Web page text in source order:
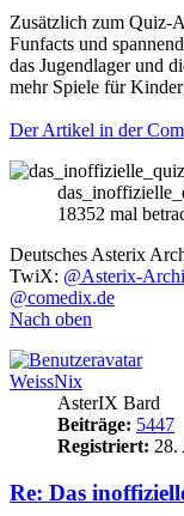
Zusätzlich zum Quiz-
Funfacts und
das Jugendlager und
mehr Spiele für Kinder
Der Artikel in der
18352 mal
Deutsches Asterix
TwiX: @Asterix-
@comedix.de
Nach oben
WeissNix
AsterIX Bard
Beiträge: 5447
Registriert: 28.
Re: Das